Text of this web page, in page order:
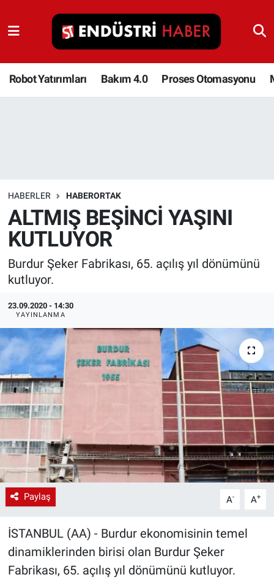
Robot Yatırımları Bakım 4.0 Proses Otomasyonu
HABERLER HABERORTAK
ALTMIŞ BEŞİNCİ YAŞINI
KUTLUYOR
Burdur Şeker Fabrikası, 65. açılış yıl dönümünü
kutluyor.
23.09.2020 - 14:30
YAYINLANMA
Paylaş A- A+
İSTANBUL (AA) - Burdur ekonomisinin temel
dinamiklerinden birisi olan Burdur Şeker
Fabrikası, 65. açılış yıl dönümünü kutluyor.
Robot Yatırımları
Bakım 4.0
Depolama Çözümleri
İnşaat ve Malzeme
HaberOrtak
Enerjisini Üreten Fabrikalar
Endüstri 4.0 Uygulamaları
Ağır Sanayi Çözümleri